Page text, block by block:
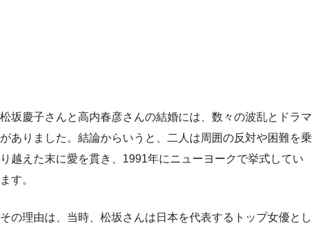
松坂慶子さんと高内春彦さんの結婚には、数々の波乱とドラマ
がありました。結論からいうと、二人は周囲の反対や困難を乗
り越えた末に愛を貫き、1991年にニューヨークで挙式してい
ます。
その理由は、当時、松坂さんは日本を代表するトップ女優とし